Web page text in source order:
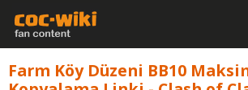
Farm Köy Düzeni BB10